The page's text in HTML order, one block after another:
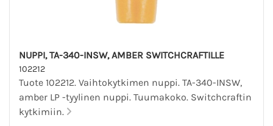
NUPPI, TA-340-INSW, AMBER SWITCHCRAFTILLE
102212
Tuote 102212. Vaihtokytkimen nuppi. TA-340-INSW,
amber LP -tyylinen nuppi. Tuumakoko. Switchcraftin
kytkimiin.